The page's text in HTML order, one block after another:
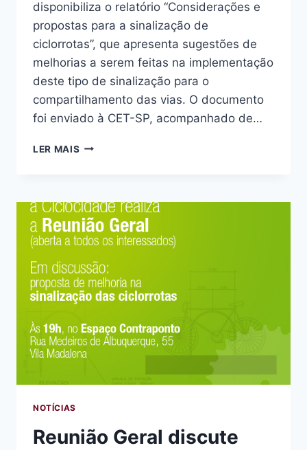
disponibiliza o relatório “Considerações e
propostas para a sinalização de
ciclorrotas”, que apresenta sugestões de
melhorias a serem feitas na implementação
deste tipo de sinalização para o
compartilhamento das vias. O documento
foi enviado à CET-SP, acompanhado de…
LER MAIS CICLOCIDADE
MELHORIAS
PARA
SINALIZAÇÃO
DE
CICLORROTAS
NOTÍCIAS
Reunião Geral discute